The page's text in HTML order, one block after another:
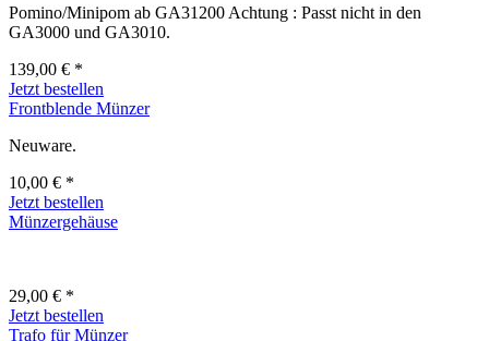
Pomino/Minipom ab GA31200 Achtung : Passt nicht in den
GA3000 und GA3010.
139,00 € *
Jetzt bestellen
Frontblende Münzer
Neuware.
10,00 € *
Jetzt bestellen
Münzergehäuse
29,00 € *
Jetzt bestellen
Trafo für Münzer